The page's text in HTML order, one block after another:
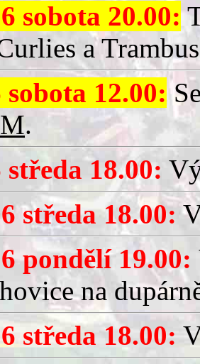
sobota 20.00:
a
sobota 12.00:
.
středa 18.00:
středa 18.00:
pondělí 19.00:
na
středa 18.00: